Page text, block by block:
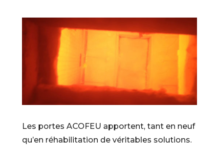
Les portes ACOFEU apportent, tant en neuf
qu’en réhabilitation de véritables solutions.